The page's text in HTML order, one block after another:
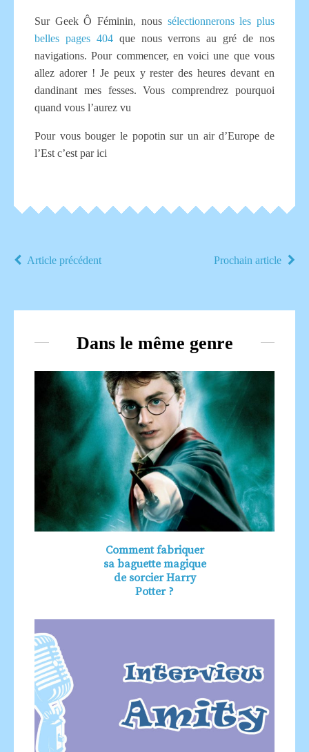
Sur Geek Ô Féminin, nous sélectionnerons les plus
belles pages 404que nous verrons au gré de nos
navigations. Pour commencer, en voici une que vous
allez adorer ! Je peux y rester des heures devant en
dandinant mes fesses. Vous comprendrez pourquoi
quand vous l’aurez vu
Pour vous bouger le popotin sur un air d’Europe de
l’Est c’est par ici
Prochain article
Article précédent
Dans le même genre
Comment fabriquer
sa baguette magique
de sorcier Harry
Potter ?